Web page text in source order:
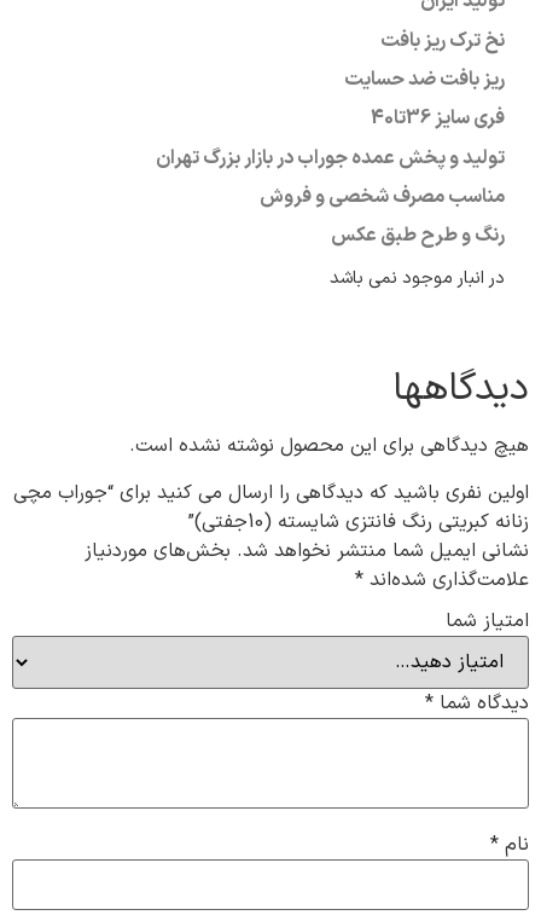
نخ ترک ریز بافت
ریز بافت ضد حسایت
فری سایز36تا40
تولید و پخش عمده جوراب در بازار بزرگ تهران
مناسب مصرف شخصی و فروش
رنگ و طرح طبق عکس
در انبار موجود نمی باشد
دیدگاهها
هیچ دیدگاهی برای این محصول نوشته نشده است.
اولین نفری باشید که دیدگاهی را ارسال می کنید برای “جوراب مچی
زنانه کبریتی رنگ فانتزی شایسته (10جفتی)”
نشانی ایمیل شما منتشر نخواهد شد. بخش‌های موردنیاز
علامت‌گذاری شده‌اند *
امتیاز شما
دیدگاه شما *
نام *